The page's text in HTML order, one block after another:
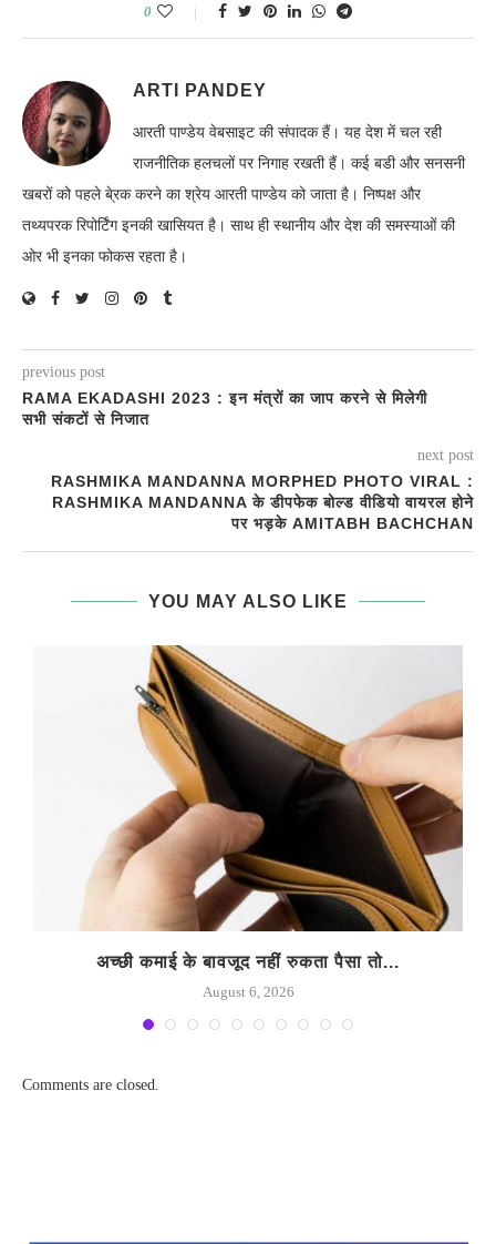
0
ARTI PANDEY
आरती पाण्डेय वेबसाइट की संपादक हैं। यह देश में चल रही
राजनीतिक हलचलों पर निगाह रखती हैं। कई बडी और सनसनी
खबरों को पहले बे्रक करने का श्रेय आरती पाण्डेय को जाता है। निष्पक्ष और
तथ्यपरक रिपोर्टिंग इनकी खासियत है। साथ ही स्थानीय और देश की समस्याओं की
ओर भी इनका फोकस रहता है।
previous post
RAMA EKADASHI 2023 : इन मंत्रों का जाप करने से मिलेगी
सभी संकटों से निजात
next post
RASHMIKA MANDANNA MORPHED PHOTO VIRAL :
RASHMIKA MANDANNA के डीपफेक बोल्ड वीडियो वायरल होने
पर भड़के AMITABH BACHCHAN
YOU MAY ALSO LIKE
अच्छी कमाई के बावजूद नहीं रुकता पैसा तो...
August 6, 2026
Comments are closed.